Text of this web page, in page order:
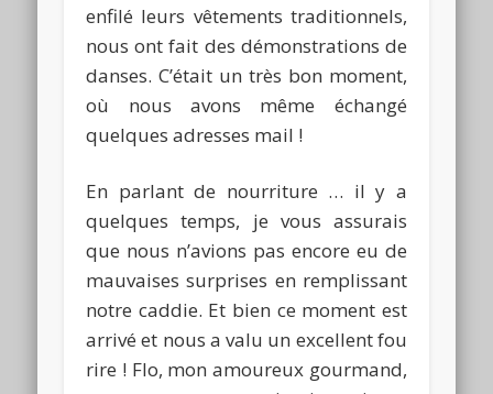
enfilé leurs vêtements traditionnels,
nous ont fait des démonstrations de
danses. C’était un très bon moment,
où nous avons même échangé
quelques adresses mail !
En parlant de nourriture … il y a
quelques temps, je vous assurais
que nous n’avions pas encore eu de
mauvaises surprises en remplissant
notre caddie. Et bien ce moment est
arrivé et nous a valu un excellent fou
rire ! Flo, mon amoureux gourmand,